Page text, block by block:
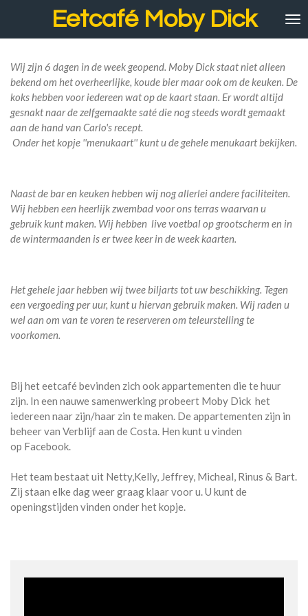
hoofdinhoud
Eetcafé Moby Dick
Wij zijn 6 dagen in de week geopend. Moby Dick staat niet alleen
bekend om het overheerlijke, koude bier maar ook om de keuken. De
koks hebben voor iedereen wat op de kaart staan. Er wordt altijd
gesnakt naar de zelfgemaakte saté die nog steeds wordt gemaakt
aan de hand van Carlo's recept.
Onder het kopje ''menukaart'' kunt u de gehele menukaart bekijken.
Naast de bar en keuken hebben wij nog allerlei andere faciliteiten.
Wij hebben een heerlijk zwembad voor ons terras waarvan u
gebruik kunt maken. Wij hebben live voetbal op grootscherm en in
de wintermaanden is er twee keer in de week kaarten.
Het gehele jaar hebben wij twee biljarts tot uw beschikking. Tegen
een vergoeding per uur, kunt u hiervan gebruik maken. Wij raden u
wel aan om van te voren te reserveren om teleurstelling te
voorkomen.
Bij het eetcafé bevinden zich ook appartementen die te huur
zijn. In een nauwe samenwerking probeert Moby Dick het
iedereen naar zijn/haar zin te maken. De appartementen zijn in
beheer van Verblijf aan de Costa. Hen kunt u vinden
op Facebook.
Het team bestaat uit Netty,Kelly, Jeffrey, Micheal, Rinus & Bart.
Zij staan elke dag weer graag klaar voor u. U kunt de
openingstijden vinden onder het kopje.